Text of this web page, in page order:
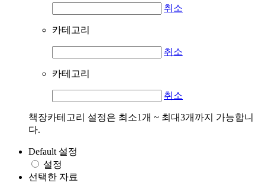
취소
카테고리
취소
카테고리
취소
책장카테고리 설정은 최소1개 ~ 최대3개까지 가능합니
다.
Default 설정
설정
선택한 자료